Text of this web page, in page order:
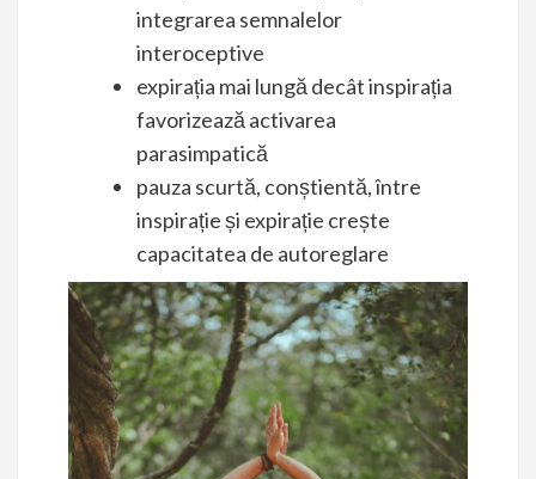
integrarea semnalelor
interoceptive
expirația mai lungă decât inspirația
favorizează activarea
parasimpatică
pauza scurtă, conștientă, între
inspirație și expirație crește
capacitatea de autoreglare